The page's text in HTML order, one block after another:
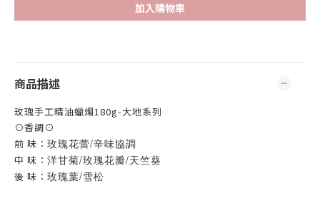
加入購物車
商品描述
玫瑰手工精油蠟燭180g-大地系列
⊙香調⊙
前 味： 玫瑰花蕾/辛味協調
中 味： 洋甘菊/玫瑰花瓣/天竺葵
後 味： 玫瑰葉/雪松